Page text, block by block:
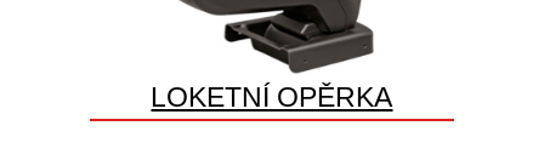
LOKETNÍ OPĚRKA